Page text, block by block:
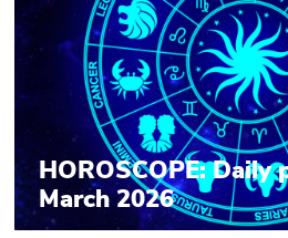
HOROSCOPE: Daily
March 2026